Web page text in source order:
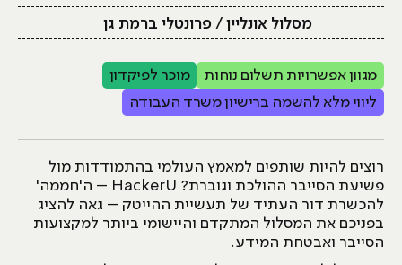
מסלול אונליין / פרונטלי ברמת גן
מגוון אפשרויות תשלום נוחות
מוכר לפיקדון
ליווי מלא להשמה ברישיון משרד העבודה
רוצים להיות שותפים למאמץ העולמי בהתמודדות מול
פשיעת הסייבר ההולכת וגוברת? HackerU – ה'חממה'
להכשרת דור העתיד של תעשיית ההייטק – גאה להציג
בפניכם את המסלול המתקדם והיישומי ביותר למקצועות
הסייבר ואבטחת המידע.